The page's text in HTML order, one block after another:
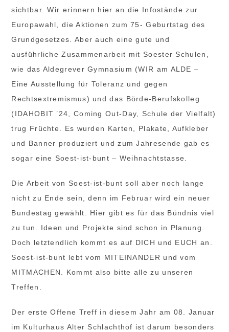
sichtbar. Wir erinnern hier an die Infostände zur
Europawahl, die Aktionen zum 75- Geburtstag des
Grundgesetzes. Aber auch eine gute und
ausführliche Zusammenarbeit mit Soester Schulen,
wie das Aldegrever Gymnasium (WIR am ALDE –
Eine Ausstellung für Toleranz und gegen
Rechtsextremismus) und das Börde-Berufskolleg
(IDAHOBIT ’24, Coming Out-Day, Schule der Vielfalt)
trug Früchte. Es wurden Karten, Plakate, Aufkleber
und Banner produziert und zum Jahresende gab es
sogar eine Soest-ist-bunt – Weihnachtstasse.
Die Arbeit von Soest-ist-bunt soll aber noch lange
nicht zu Ende sein, denn im Februar wird ein neuer
Bundestag gewählt. Hier gibt es für das Bündnis viel
zu tun. Ideen und Projekte sind schon in Planung.
Doch letztendlich kommt es auf DICH und EUCH an.
Soest-ist-bunt lebt vom MITEINANDER und vom
MITMACHEN. Kommt also bitte alle zu unseren
Treffen.
Der erste Offene Treff in diesem Jahr am 08. Januar
im Kulturhaus Alter Schlachthof ist darum besonders